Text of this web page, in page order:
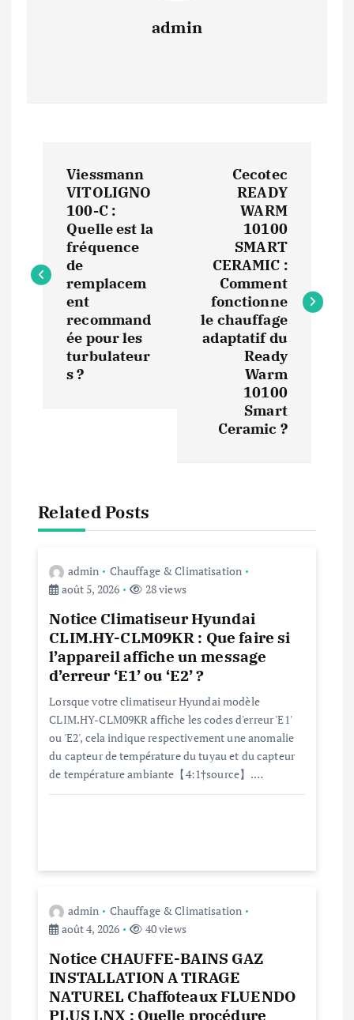
admin
i
n
Viessmann
VITOLIGNO
100-C :
Quelle est la
fréquence
de
remplacem
ent
recommand
ée pour les
turbulateur
s ?
Cecotec
READY
WARM
10100
SMART
CERAMIC :
Comment
fonctionne
le chauffage
adaptatif du
Ready
Warm
10100
Smart
Ceramic ?
Related Posts
admin
Chauffage & Climatisation
août 5, 2026
28 views
Notice Climatiseur Hyundai
CLIM.HY-CLM09KR : Que faire si
l’appareil affiche un message
d’erreur ‘E1’ ou ‘E2’ ?
Lorsque votre climatiseur Hyundai modèle
CLIM.HY-CLM09KR affiche les codes d'erreur 'E1'
ou 'E2', cela indique respectivement une anomalie
du capteur de température du tuyau et du capteur
de température ambiante【4:1†source】.…
admin
Chauffage & Climatisation
août 4, 2026
40 views
Notice CHAUFFE-BAINS GAZ
INSTALLATION A TIRAGE
NATUREL Chaffoteaux FLUENDO
PLUS LNX : Quelle procédure